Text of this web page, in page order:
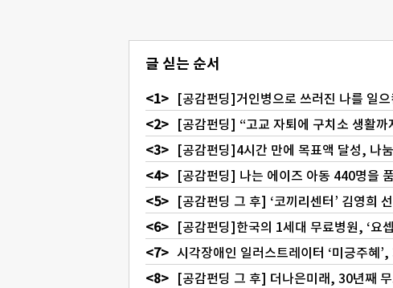
글 싣는 순서
[공감펀딩]거인병으로 쓰러진 나를 일으
[공감펀딩] “고교 자퇴에 구치소 생활
[공감펀딩]4시간 만에 목표액 달성, 나
[공감펀딩] 나는 에이즈 아동 440명을
[공감펀딩 그 후] ‘코끼리센터’ 김영희
[공감펀딩]한국의 1세대 무료병원, ‘요
시각장애인 일러스트레이터 ‘미긍주혜
[공감펀딩 그 후] 더나은미래, 30년째